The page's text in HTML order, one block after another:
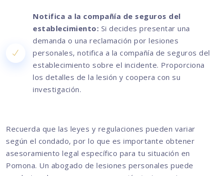
Notifica a la compañía de seguros del
establecimiento: Si decides presentar una
demanda o una reclamación por lesiones
personales, notifica a la compañía de seguros del
establecimiento sobre el incidente. Proporciona
los detalles de la lesión y coopera con su
investigación.
Recuerda que las leyes y regulaciones pueden variar
según el condado, por lo que es importante obtener
asesoramiento legal específico para tu situación en
Pomona. Un abogado de lesiones personales puede